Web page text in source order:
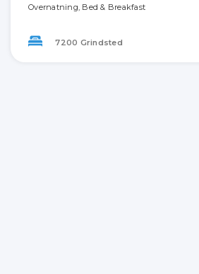
Overnatning, Bed & Breakfast
7200 Grindsted